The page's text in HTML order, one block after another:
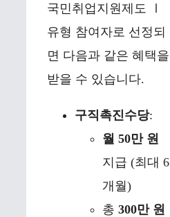
국민취업지원제도 Ⅰ
유형 참여자로 선정되
면 다음과 같은 혜택을
받을 수 있습니다.
구직촉진수당:
월 50만 원
지급 (최대 6
개월)
총 300만 원